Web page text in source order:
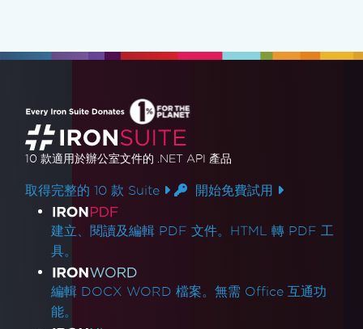
10 款適用於辦公室文件的 .NET API 產品
取得完整的 10 款 Suite 開始免費試用
產品連結
建立、閱讀及編輯 PDF 文件。HTML 轉 PDF 工
具。
編輯 DOCX WORD 檔案。無需 Office 互通功
能。